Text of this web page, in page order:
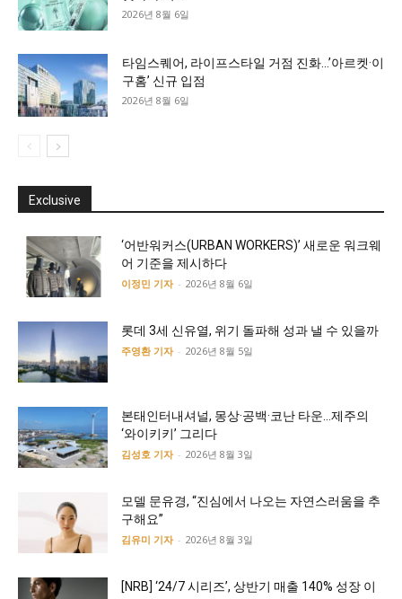
2026년 8월 6일
타임스퀘어, 라이프스타일 거점 진화…’아르켓·이
구홈’ 신규 입점
2026년 8월 6일
Exclusive
‘어반워커스(URBAN WORKERS)’ 새로운 워크웨
어 기준을 제시하다
이정민 기자 - 2026년 8월 6일
롯데 3세 신유열, 위기 돌파해 성과 낼 수 있을까
주영환 기자 - 2026년 8월 5일
본태인터내셔널, 몽상·공백·코난 타운…제주의
‘와이키키’ 그리다
김성호 기자 - 2026년 8월 3일
모델 문유경, “진심에서 나오는 자연스러움을 추
구해요”
김유미 기자 - 2026년 8월 3일
[NRB] ‘24/7 시리즈’, 상반기 매출 140% 성장 이